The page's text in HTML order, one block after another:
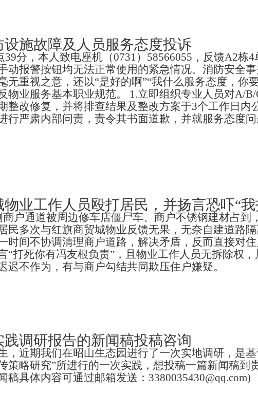
施故障及人员服务态度投诉
39分，本人致电座机（0731）58566055，反馈A2
动报警按钮均无法正常使用的紧急情况。消防安全
无重视之意，还以“是好的啊”“我什么服务态度，
物业服务基本职业规范。 1.立即组织专业人员对A/
整改修复，并将排查结果及整改方案于3个工作日
行严肃内部问责，责令其书面道歉，并就服务态度
业工作人员殴打居民，并扬言恐吓“
户通道被周边修车店僵尸车、商户不锈钢建材占
民多次与红旗商贸城物业反馈无果，无奈自建道路
时间不协调清理商户道路，解决矛盾，反而直接对
“打死你有冯友根负责”，且物业工作人员无拆除权
迟不作为，有与商户勾结共同欺压住户嫌疑。
调研报告的新闻稿投稿咨询
，近期我们在昭山生态园进行了一次实地调研，是
策略研究”所进行的一次实践，想投稿一篇新闻稿
稿具体内容可通过邮箱发送：3380035430@qq.com)